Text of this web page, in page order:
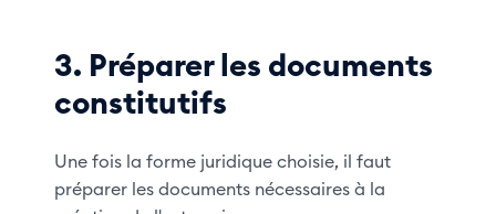
3. Préparer les documents
constitutifs
Une fois la forme juridique choisie, il faut
préparer les documents nécessaires à la